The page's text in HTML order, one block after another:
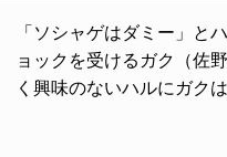
「ソシャゲはダミー」と
ョックを受けるガク（佐
く興味のないハルにガク